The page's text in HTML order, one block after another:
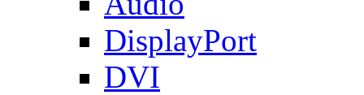
DisplayPort
DVI